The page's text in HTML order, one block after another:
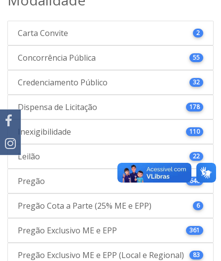
Carta Convite 2
Concorrência Pública 55
Credenciamento Público 32
Dispensa de Licitação 178
Inexigibilidade 110
Leilão 22
Pregão 646
Pregão Cota a Parte (25% ME e EPP) 6
Pregão Exclusivo ME e EPP 361
Pregão Exclusivo ME e EPP (Local e Regional) 83